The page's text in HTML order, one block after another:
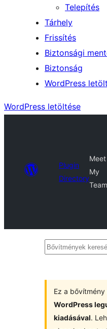
Telepítés
Tárhely
Frissítés
Biztonsági
Biztonság
WordPress
WordPress letöltése
Plugin
Directory
Meet
My
Team
Bővítmények
Ez a bővítmény
WordPress
kiadásával.